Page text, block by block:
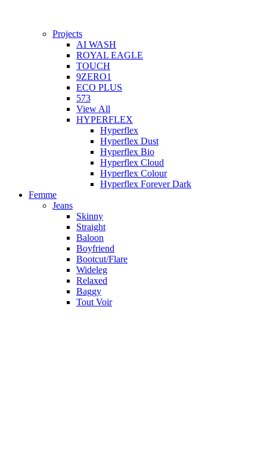
Projects
AI WASH
ROYAL EAGLE
TOUCH
9ZERO1
ECO PLUS
573
View All
HYPERFLEX
Hyperflex
Hyperflex Dust
Hyperflex Bio
Hyperflex Cloud
Hyperflex Colour
Hyperflex Forever Dark
Femme
Jeans
Skinny
Straight
Baloon
Boyfriend
Bootcut/Flare
Wideleg
Relaxed
Baggy
Tout Voir